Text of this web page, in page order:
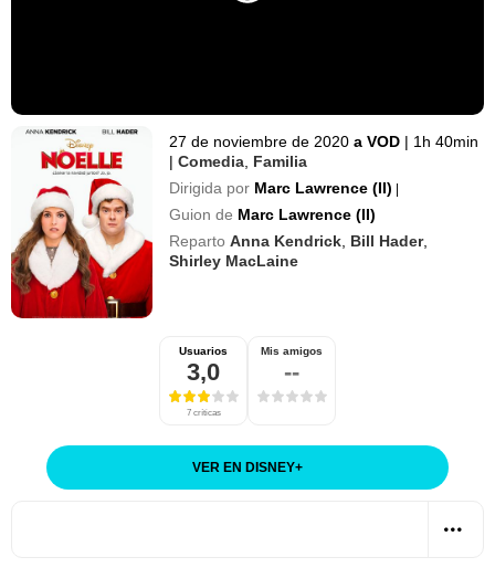
27 de noviembre de 2020 a VOD | 1h 40min
| Comedia Familia
Dirigida por Marc Lawrence (II) |
Guion de Marc Lawrence (II)
Reparto Anna Kendrick Bill Hader,
Shirley MacLaine
Usuarios
3,0
7 críticas
Mis amigos
--
VER EN DISNEY+